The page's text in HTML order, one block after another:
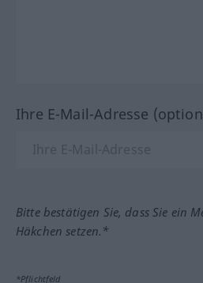
Ihre E-Mail-Adresse
Bitte bestätigen Sie, dass Sie ein
Häkchen setzen.*
*Pflichtfeld